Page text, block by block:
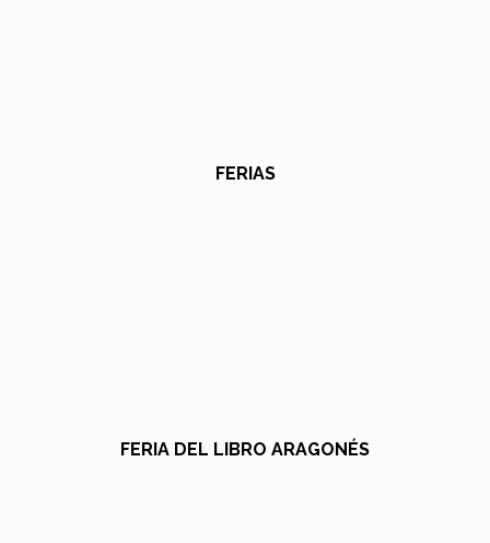
FERIAS
FERIA DEL LIBRO ARAGONÉS